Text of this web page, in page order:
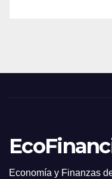
Economía y Finanzas